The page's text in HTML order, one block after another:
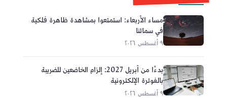
مساء الأربعاء: استمتعوا بمشاهدة ظاهرة فلكية
في سمائنا
٩ أغسطس ٢٠٢٦
بدءًا من أبريل 2027: إلزام الخاضعين للضريبة
بالفوترة الإلكترونية
٩ أغسطس ٢٠٢٦